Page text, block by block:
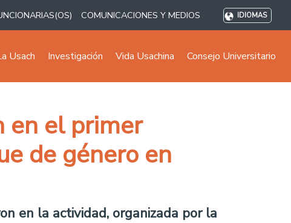
COMUNICACIONES Y MEDIOS IDIOMAS
Usach Investigación Vida Usachina Consejo Universitario
en el primer
de género en
en la actividad, organizada por la